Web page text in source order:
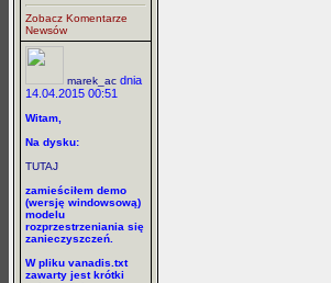
Zobacz Komentarze
Newsów
marek_ac dnia
14.04.2015 00:51
Witam,
Na dysku:
TUTAJ
zamieściłem demo
(wersję windowsową)
modelu
rozprzestrzeniania się
zanieczyszczeń.
W pliku vanadis.txt
zawarty jest krótki